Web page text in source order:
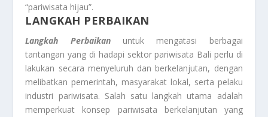
“pariwisata hijau”.
LANGKAH PERBAIKAN
Langkah Perbaikanuntuk mengatasi berbagai
tantangan yang di hadapi sektor pariwisata Bali perlu di
lakukan secara menyeluruh dan berkelanjutan, dengan
melibatkan pemerintah, masyarakat lokal, serta pelaku
industri pariwisata. Salah satu langkah utama adalah
memperkuat konsep pariwisata berkelanjutan yang